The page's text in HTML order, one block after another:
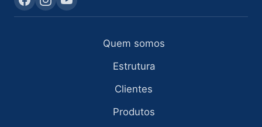
Quem somos
Estrutura
Clientes
Produtos